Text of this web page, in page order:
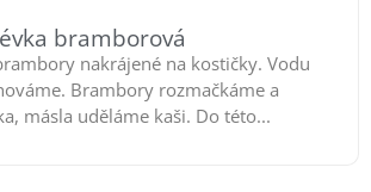
bramborová
nakrájené na kostičky. Vodu
Brambory rozmačkáme a
másla uděláme kaši. Do této...